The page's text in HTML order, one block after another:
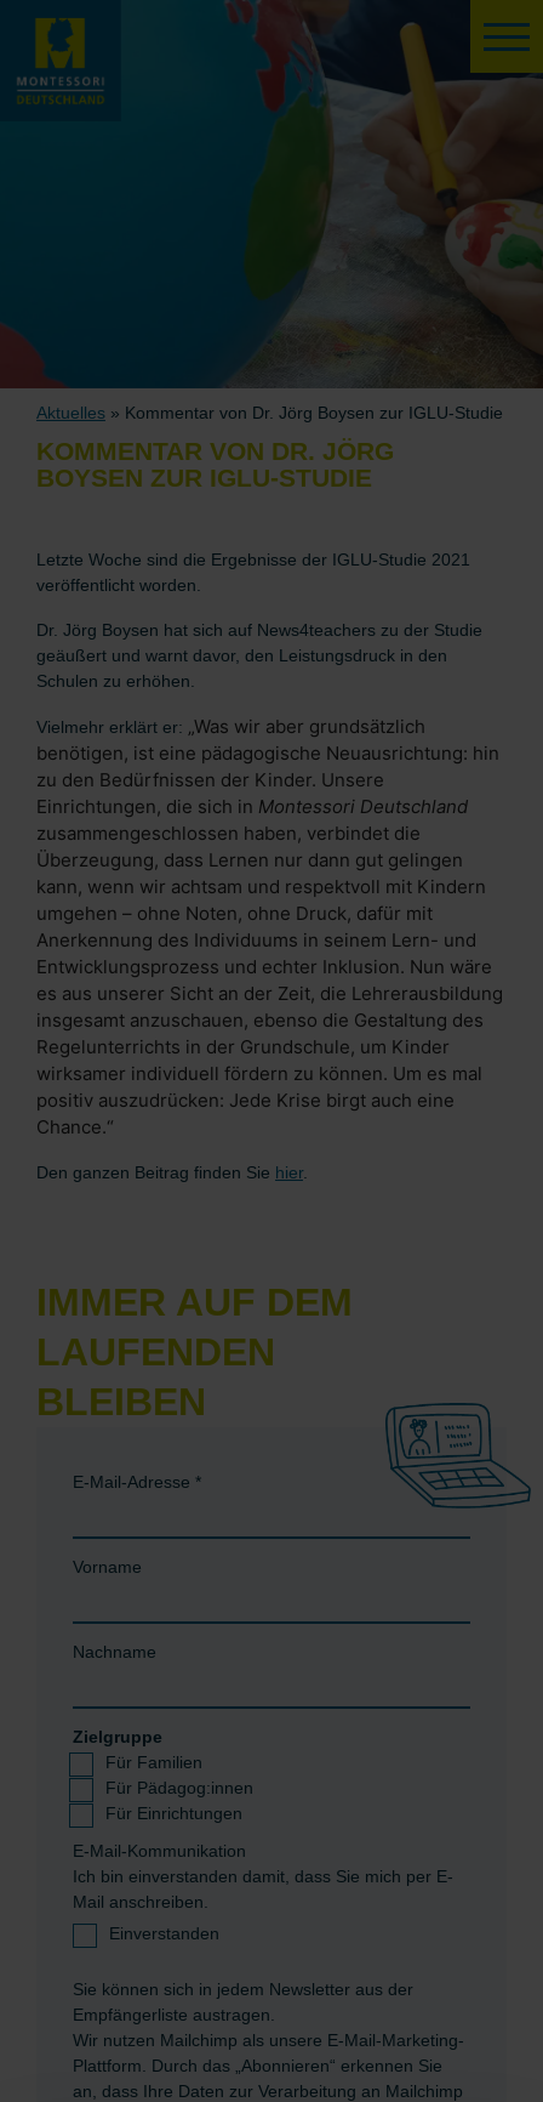
Aktuelles » Kommentar von Dr. Jörg Boysen zur IGLU-Studie
KOMMENTAR VON DR. JÖRG
BOYSEN ZUR IGLU-STUDIE
Letzte Woche sind die Ergebnisse der IGLU-Studie 2021
veröffentlicht worden.
Dr. Jörg Boysen hat sich auf News4teachers zu der Studie
geäußert und warnt davor, den Leistungsdruck in den
Schulen zu erhöhen.
Vielmehr erklärt er: „Was wir aber grundsätzlich
benötigen, ist eine pädagogische Neuausrichtung: hin
zu den Bedürfnissen der Kinder. Unsere
Einrichtungen, die sich in Montessori Deutschland
zusammengeschlossen haben, verbindet die
Überzeugung, dass Lernen nur dann gut gelingen
kann, wenn wir achtsam und respektvoll mit Kindern
umgehen – ohne Noten, ohne Druck, dafür mit
Anerkennung des Individuums in seinem Lern- und
Entwicklungsprozess und echter Inklusion. Nun wäre
es aus unserer Sicht an der Zeit, die Lehrerausbildung
insgesamt anzuschauen, ebenso die Gestaltung des
Regelunterrichts in der Grundschule, um Kinder
wirksamer individuell fördern zu können. Um es mal
positiv auszudrücken: Jede Krise birgt auch eine
Chance.“
Den ganzen Beitrag finden Sie hier.
IMMER AUF DEM
LAUFENDEN
BLEIBEN
E-Mail-Adresse *
Vorname
Nachname
Zielgruppe
Für Familien
Für Pädagog:innen
Für Einrichtungen
E-Mail-Kommunikation
Ich bin einverstanden damit, dass Sie mich per E-
Mail anschreiben.
Einverstanden
Sie können sich in jedem Newsletter aus der
Empfängerliste austragen.
Wir nutzen Mailchimp als unsere E-Mail-Marketing-
Plattform. Durch das „Abonnieren“ erkennen Sie
an, dass Ihre Daten zur Verarbeitung an Mailchimp